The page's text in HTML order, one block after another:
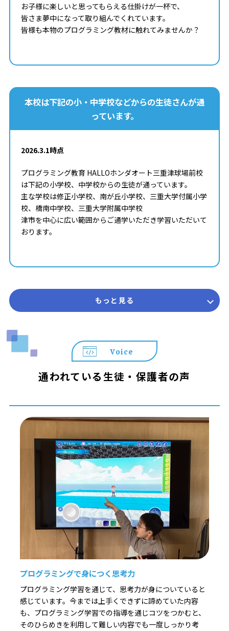
お子様に楽しいと思ってもらえる仕掛けが一杯で、
皆さま夢中になって取り組んでくれています。
皆様も本物のプログラミング教材に触れてみませんか？
本校は下記の小・中学校などからの生徒さんが通
っています。
2026.3.1時点
プログラミング教育 HALLOホンダオート三重津球場前校
は下記の小学校、中学校からの生徒が通っています。
主な学校は修正小学校、南が丘小学校、三重大学付属小学
校、橋南中学校、三重大学附属中学校
津市を中心に広い範囲からご通学いただき学習いただいて
おります。
もっと見る
Voice
通われている生徒・保護者の声
プログラミングで身につく思考力
プログラミング学習を通じて、思考力が身についていると
感じています。今までは上手くできずに諦めていた内容
も、プログラミング学習での指導を通じコツをつかむと、
そのひらめきを利用して難しい内容でも一度しっかり考